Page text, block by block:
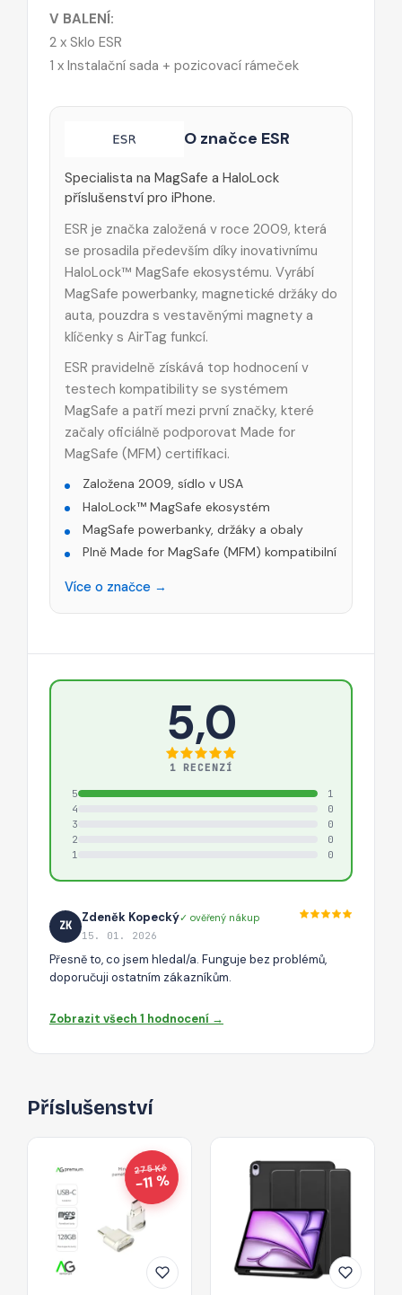
V BALENÍ:
2 x Sklo ESR
1 x Instalační sada + pozicovací rámeček
O značce ESR
Specialista na MagSafe a HaloLock
příslušenství pro iPhone.
ESR je značka založená v roce 2009, která
se prosadila především díky inovativnímu
HaloLock™ MagSafe ekosystému. Vyrábí
MagSafe powerbanky, magnetické držáky do
auta, pouzdra s vestavěnými magnety a
klíčenky s AirTag funkcí.
ESR pravidelně získává top hodnocení v
testech kompatibility se systémem
MagSafe a patří mezi první značky, které
začaly oficiálně podporovat Made for
MagSafe (MFM) certifikaci.
Založena 2009, sídlo v USA
HaloLock™ MagSafe ekosystém
MagSafe powerbanky, držáky a obaly
Plně Made for MagSafe (MFM) kompatibilní
Více o značce →
5,0
1 RECENZÍ
5
1
4
0
3
0
2
0
1
0
ZK
Zdeněk Kopecký✓ ověřený nákup
15. 01. 2026
Přesně to, co jsem hledal/a. Funguje bez problémů,
doporučuji ostatním zákazníkům.
Zobrazit všech 1 hodnocení →
Příslušenství
275 Kč
−11 %